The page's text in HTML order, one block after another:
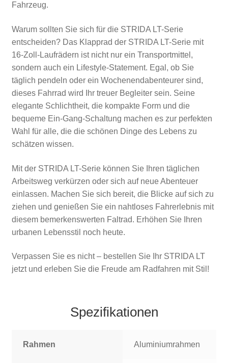
Fahrzeug.
Warum sollten Sie sich für die STRIDA LT-Serie
entscheiden? Das Klapprad der STRIDA LT-Serie mit
16-Zoll-Laufrädern ist nicht nur ein Transportmittel,
sondern auch ein Lifestyle-Statement. Egal, ob Sie
täglich pendeln oder ein Wochenendabenteurer sind,
dieses Fahrrad wird Ihr treuer Begleiter sein. Seine
elegante Schlichtheit, die kompakte Form und die
bequeme Ein-Gang-Schaltung machen es zur perfekten
Wahl für alle, die die schönen Dinge des Lebens zu
schätzen wissen.
Mit der STRIDA LT-Serie können Sie Ihren täglichen
Arbeitsweg verkürzen oder sich auf neue Abenteuer
einlassen. Machen Sie sich bereit, die Blicke auf sich zu
ziehen und genießen Sie ein nahtloses Fahrerlebnis mit
diesem bemerkenswerten Faltrad. Erhöhen Sie Ihren
urbanen Lebensstil noch heute.
Verpassen Sie es nicht – bestellen Sie Ihr STRIDA LT
jetzt und erleben Sie die Freude am Radfahren mit Stil!
Spezifikationen
Rahmen Aluminiumrahmen